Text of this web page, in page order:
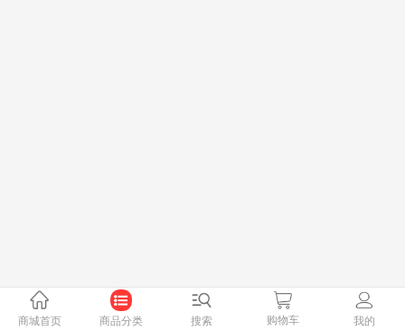
商城首页 商品分类 搜索 购物车 我的